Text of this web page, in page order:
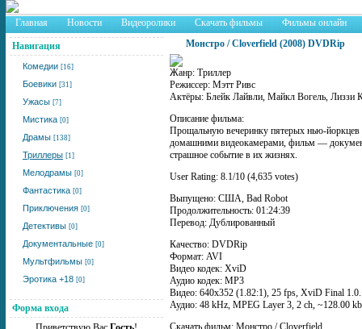
Главная Новости Видеоролики Скачать фильмы Фильмы онлайн
Навигация
Комедии [16]
Боевики [31]
Ужасы [7]
Мистика [0]
Драмы [138]
Триллеры [1]
Мелодрамы [0]
Фантастика [0]
Приключения [0]
Детективы [0]
Документальные [0]
Мультфильмы [0]
Эротика +18 [0]
Форма входа
Монстро / Cloverfield (2008) DVDRip
Жанр: Триллер
Режиссер: Мэтт Ривс
Актёры: Блейк Лайвли, Майкл Вогель, Лиззи
Описание фильма:
Прощальную вечеринку пятерых нью-йоркцев
домашними видеокамерами, фильм —
страшное событие в их жизнях.
User Rating: 8.1/10 (4,635 votes)
Выпущено: США, Bad Robot
Продолжительность: 01:24:39
Перевод: Дублированный
Качество: DVDRip
Формат: AVI
Видео кодек: XviD
Аудио кодек: MP3
Видео: 640x352 (1.82:1), 25 fps, XviD Final
Аудио: 48 kHz, MPEG Layer 3, 2 ch, ~128.00
Скачать фильм: Монстро / Cloverfield